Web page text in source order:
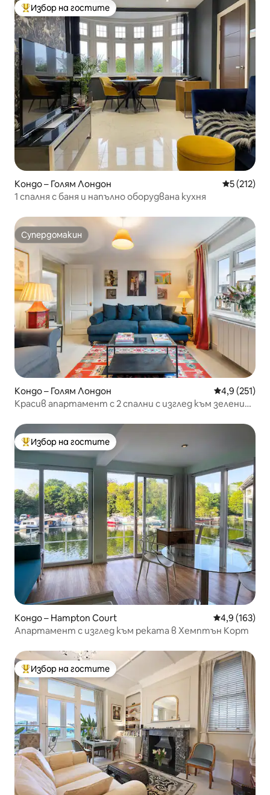
Най-популярен избор на гостите
Избор на гостите
Кондо – Голям Лондон Средна
5 (212)
1 спалня с баня и напълно оборудвана кухня
Супердомакин
Супердомакин
Кондо – Голям Лондон Средна
4,9 (251)
Красив апартамент с 2 спални с изглед към зеления
Най-популярен избор на гостите
Избор на гостите
Кондо – Hampton Court Средна
4,9 (163)
Апартамент с изглед към реката в Хемптън Корт
Най-популярен избор на гостите
Избор на гостите